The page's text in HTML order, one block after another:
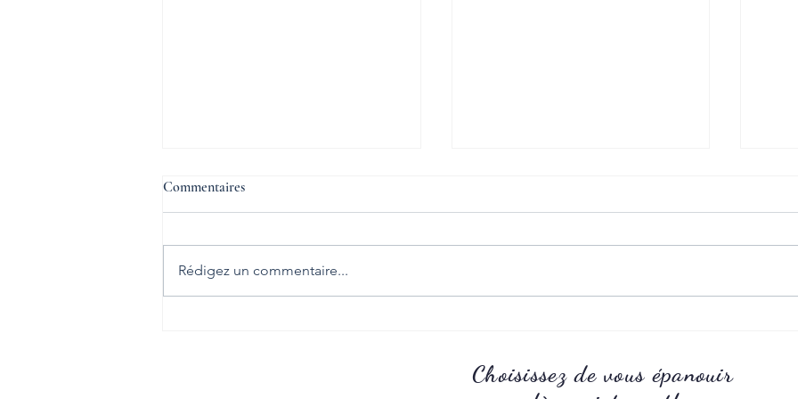
L'inclusion est possible
Déficience ou incapacité n’est
société qui refuse le dialogue ou
l’adaptation.
Commentaires
Rédigez un commentaire...
Choisissez de vous épanouir